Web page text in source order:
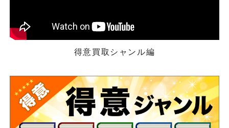
得意買取シャンル編